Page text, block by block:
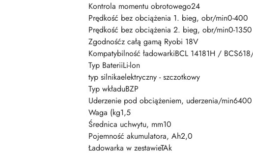
Kontrola momentu obrotowego24
Prędkość bez obciążenia 1. bieg, obr/min0-400
Prędkość bez obciążenia 2. bieg, obr/min0-1350
Zgodnośćz całą gamą Ryobi 18V
Kompatybilność ładowarkiBCL 14181H /
Typ BateriiLi-lon
typ silnikaelektryczny - szczotkowy
Typ wkładuBZP
Uderzenie pod obciążeniem, uderzenia/
Waga (kg1,5
Średnica uchwytu, mm10
Pojemność akumulatora, Ah2,0
Ładowarka w zestawieTAk